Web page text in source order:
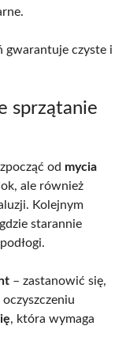
gwarantuje czyste i
sprzątanie
od mycia
ale również
Kolejnym
starannie
– zastanowić się,
, która wymaga